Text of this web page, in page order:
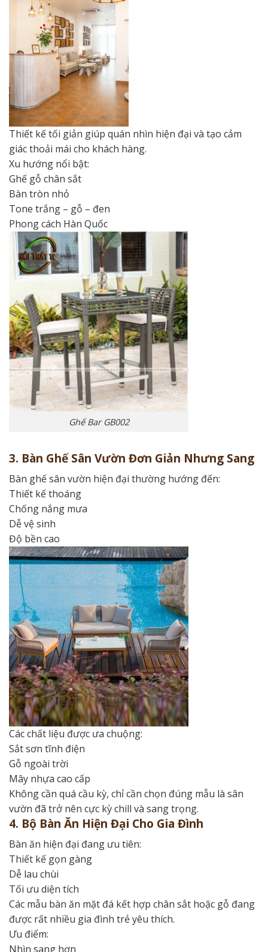
Thiết kế tối giản giúp quán nhìn hiện đại và tạo cảm
giác thoải mái cho khách hàng.
Xu hướng nổi bật:
Ghế gỗ chân sắt
Bàn tròn nhỏ
Tone trắng – gỗ – đen
Phong cách Hàn Quốc
Ghế Bar GB002
3. Bàn Ghế Sân Vườn Đơn Giản Nhưng Sang
Bàn ghế sân vườn hiện đại thường hướng đến:
Thiết kế thoáng
Chống nắng mưa
Dễ vệ sinh
Độ bền cao
Các chất liệu được ưa chuộng:
Sắt sơn tĩnh điện
Gỗ ngoài trời
Mây nhựa cao cấp
Không cần quá cầu kỳ, chỉ cần chọn đúng mẫu là sân
vườn đã trở nên cực kỳ chill và sang trọng.
4. Bộ Bàn Ăn Hiện Đại Cho Gia Đình
Bàn ăn hiện đại đang ưu tiên:
Thiết kế gọn gàng
Dễ lau chùi
Tối ưu diện tích
Các mẫu bàn ăn mặt đá kết hợp chân sắt hoặc gỗ đang
được rất nhiều gia đình trẻ yêu thích.
Ưu điểm:
Nhìn sang hơn